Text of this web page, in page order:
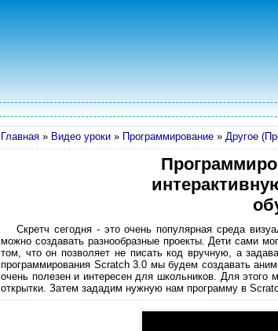
Главная » Видео уроки » Программирование » Другое
Скретч сегодня - это очень популярная среда
можно создавать разнообразные проекты. Дети сами
том, что он позволяет не писать код вручную, а
программирования Scratch 3.0 мы будем создавать
очень полезен и интересен для школьников. Для
открытки. Затем зададим нужную нам программу в